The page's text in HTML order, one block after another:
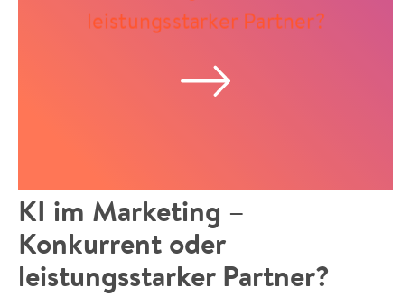
KI im Marketing –
Konkurrent oder
leistungsstarker Partner?